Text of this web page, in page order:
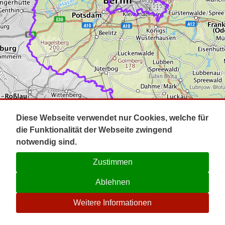
Impressum
Kontakt
☉
Diese Webseite verwendet nur Cookies, welche für
die Funktionalität der Webseite zwingend
notwendig sind.
Zustimmen
Ablehnen
Weitere Informationen